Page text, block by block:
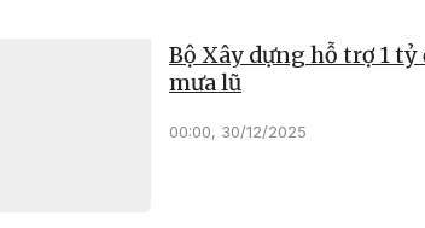
Bộ Xây dựng hỗ trợ 1
mưa lũ
00:00, 30/12/2025